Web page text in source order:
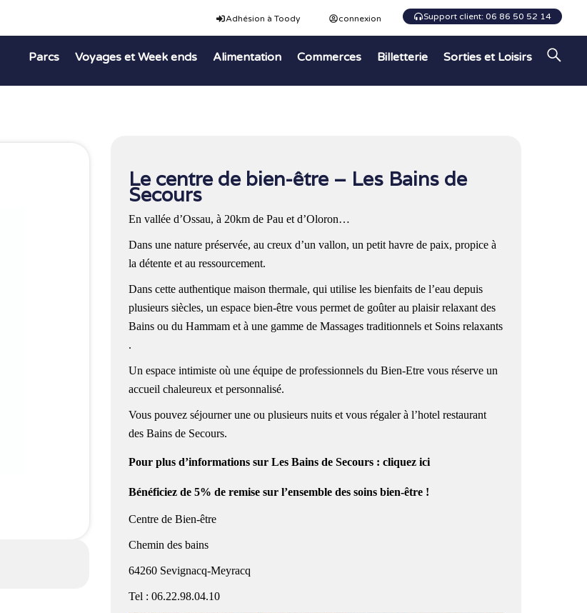
Adhésion à Toody connexion Support client: 06 86 50 52 14
Parcs Voyages et Week ends Alimentation Commerces Billetterie Sorties et Loisirs
Le centre de bien-être – Les Bains de
Secours
En vallée d’Ossau, à 20km de Pau et d’Oloron…
Dans une nature préservée, au creux d’un vallon, un petit havre de paix, propice à
la détente et au ressourcement.
Dans cette authentique maison thermale, qui utilise les bienfaits de l’eau depuis
plusieurs siècles, un espace bien-être vous permet de goûter au plaisir relaxant des
Bains ou du Hammam et à une gamme de Massages traditionnels et Soins relaxants
.
Un espace intimiste où une équipe de professionnels du Bien-Etre vous réserve un
accueil chaleureux et personnalisé.
Vous pouvez séjourner une ou plusieurs nuits et vous régaler à l’hotel restaurant
des Bains de Secours.
Pour plus d’informations sur Les Bains de Secours : cliquez ici
Bénéficiez de 5% de remise sur l’ensemble des soins bien-être !
Centre de Bien-être
Chemin des bains
64260 Sevignacq-Meyracq
Tel : 06.22.98.04.10